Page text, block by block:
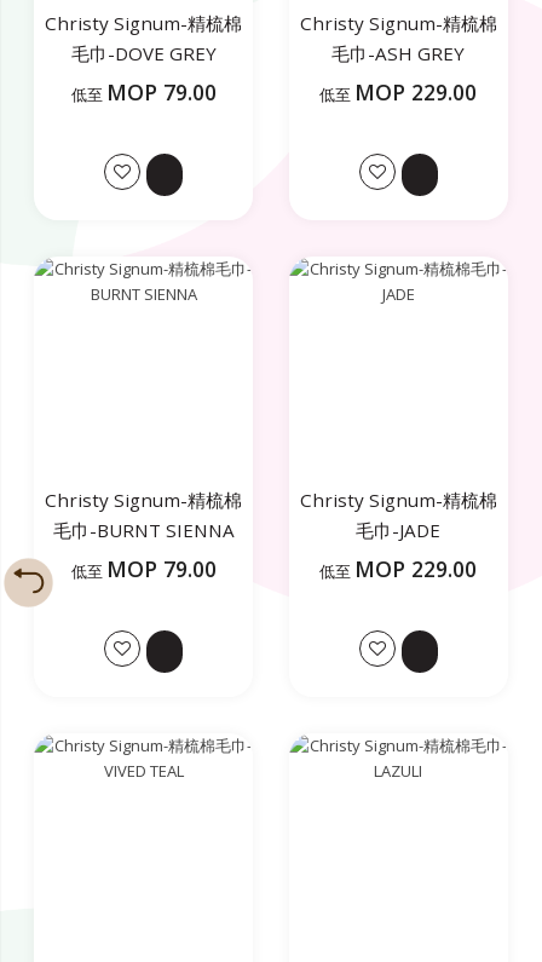
Christy Signum-精梳棉
毛巾-DOVE GREY
低至 MOP 79.00
Christy Signum-精梳棉
毛巾-ASH GREY
低至 MOP 229.00
Christy Signum-精梳棉
毛巾-BURNT SIENNA
低至 MOP 79.00
Christy Signum-精梳棉
毛巾-JADE
低至 MOP 229.00